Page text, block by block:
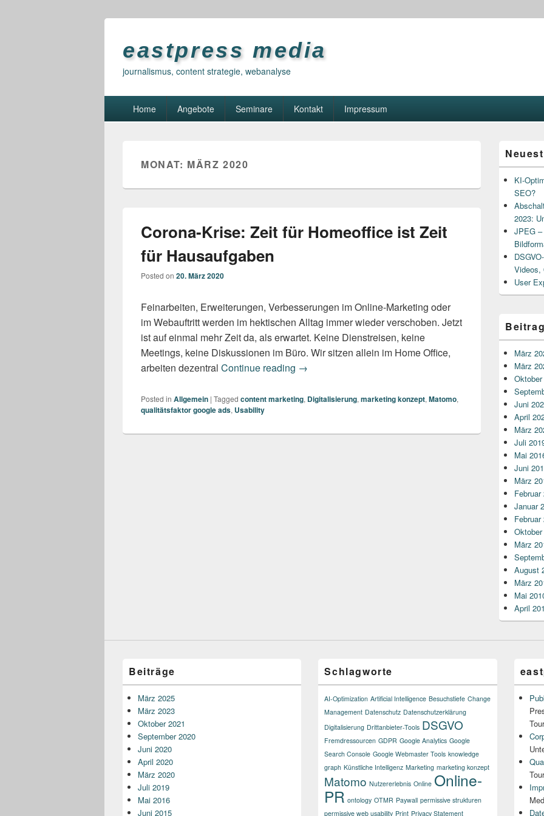
eastpress media
journalismus, content strategie, webanalyse
Home Angebote Seminare Kontakt Impressum
MONAT: MÄRZ 2020
Corona-Krise: Zeit für Homeoffice ist Zeit
für Hausaufgaben
Posted on 20. März 2020
Feinarbeiten, Erweiterungen, Verbesserungen im Online-Marketing oder
im Webauftritt werden im hektischen Alltag immer wieder verschoben. Jetzt
ist auf einmal mehr Zeit da, als erwartet. Keine Dienstreisen, keine
Meetings, keine Diskussionen im Büro. Wir sitzen allein im Home Office,
arbeiten dezentral Continue reading Corona-Krise: Zeit für Homeoffice ist Zeit für
→
Posted in Allgemein | Tagged content marketing, Digitalisierung, marketing konzept, Matomo,
qualitätsfaktor google ads, Usability
Sidebar
Widget
Area KI-
SEO?
2023:
JPEG
Videos,
User
März
März
Oktober
Juni
April
März
Juli
Mai
Juni
März
Februar
Januar
Februar
März
August
März
Mai
April
Beiträge
März 2025
März 2023
Oktober 2021
September 2020
Juni 2020
April 2020
März 2020
Juli 2019
Mai 2016
Juni 2015
Schlagworte
AI-Optimization Artificial Intelligence Besuchstiefe Change
Management Datenschutz Datenschutzerklärung
Digitalisierung Drittanbieter-Tools DSGVO
Fremdressourcen GDPR Google Analytics Google
Search Console Google Webmaster Tools knowledge
graph Künstliche Intelligenz Marketing marketing konzept
Matomo Nutzererlebnis Online Online-
PR ontology OTMR Paywall permissive strukturen
permissive web usability Print Privacy Statement